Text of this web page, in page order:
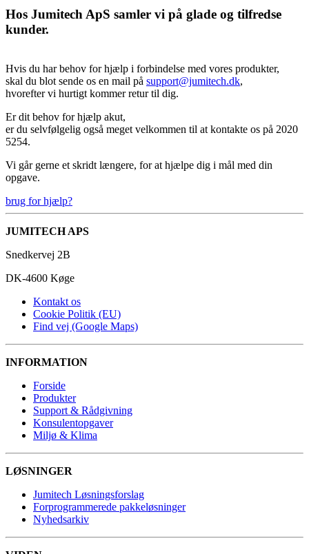
Hos Jumitech ApS samler vi på glade og tilfredse
kunder.
Hvis du har behov for hjælp i forbindelse med vores produkter,
skal du blot sende os en mail på support@jumitech.dk,
hvorefter vi hurtigt kommer retur til dig.
Er dit behov for hjælp akut,
er du selvfølgelig også meget velkommen til at kontakte os på 2020
5254.
Vi går gerne et skridt længere, for at hjælpe dig i mål med din
opgave.
brug for hjælp?
JUMITECH APS
Snedkervej 2B
DK-4600 Køge
Kontakt os
Cookie Politik (EU)
Find vej (Google Maps)
INFORMATION
Forside
Produkter
Support & Rådgivning
Konsulentopgaver
Miljø & Klima
LØSNINGER
Jumitech Løsningsforslag
Forprogrammerede pakkeløsninger
Nyhedsarkiv